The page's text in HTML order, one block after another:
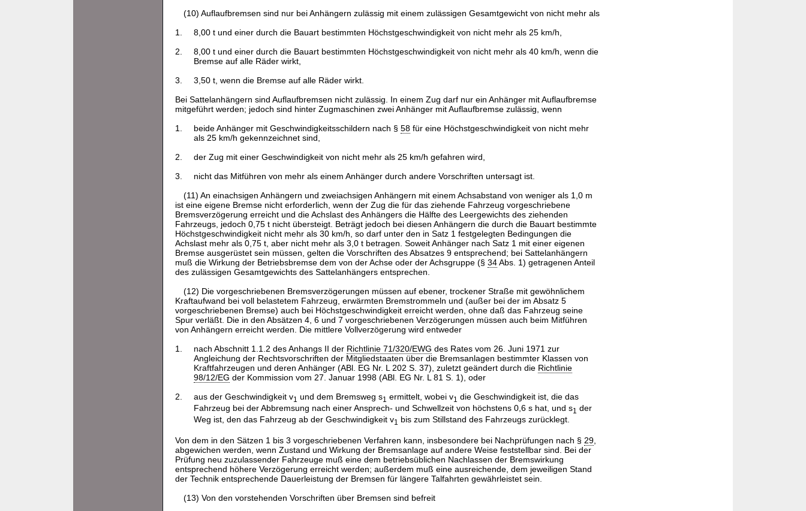
(10) Auflaufbremsen sind nur bei Anhängern zulässig mit einem zulässigen Gesamtgewicht von nicht mehr als
1.
8,00 t und einer durch die Bauart bestimmten Höchstgeschwindigkeit von nicht mehr als 25 km/h,
2.
8,00 t und einer durch die Bauart bestimmten Höchstgeschwindigkeit von nicht mehr als 40 km/h, wenn die
Bremse auf alle Räder wirkt,
3.
3,50 t, wenn die Bremse auf alle Räder wirkt.
Bei Sattelanhängern sind Auflaufbremsen nicht zulässig. In einem Zug darf nur ein Anhänger mit Auflaufbremse
mitgeführt werden; jedoch sind hinter Zugmaschinen zwei Anhänger mit Auflaufbremse zulässig, wenn
1.
beide Anhänger mit Geschwindigkeitsschildern nach § 58für eine Höchstgeschwindigkeit von nicht mehr
als 25 km/h gekennzeichnet sind,
2.
der Zug mit einer Geschwindigkeit von nicht mehr als 25 km/h gefahren wird,
3.
nicht das Mitführen von mehr als einem Anhänger durch andere Vorschriften untersagt ist.
(11) An einachsigen Anhängern und zweiachsigen Anhängern mit einem Achsabstand von weniger als 1,0 m
ist eine eigene Bremse nicht erforderlich, wenn der Zug die für das ziehende Fahrzeug vorgeschriebene
Bremsverzögerung erreicht und die Achslast des Anhängers die Hälfte des Leergewichts des ziehenden
Fahrzeugs, jedoch 0,75 t nicht übersteigt. Beträgt jedoch bei diesen Anhängern die durch die Bauart bestimmte
Höchstgeschwindigkeit nicht mehr als 30 km/h, so darf unter den in Satz 1 festgelegten Bedingungen die
Achslast mehr als 0,75 t, aber nicht mehr als 3,0 t betragen. Soweit Anhänger nach Satz 1 mit einer eigenen
Bremse ausgerüstet sein müssen, gelten die Vorschriften des Absatzes 9 entsprechend; bei Sattelanhängern
muß die Wirkung der Betriebsbremse dem von der Achse oder der Achsgruppe (§ 34Abs. 1) getragenen Anteil
des zulässigen Gesamtgewichts des Sattelanhängers entsprechen.
(12) Die vorgeschriebenen Bremsverzögerungen müssen auf ebener, trockener Straße mit gewöhnlichem
Kraftaufwand bei voll belastetem Fahrzeug, erwärmten Bremstrommeln und (außer bei der im Absatz 5
vorgeschriebenen Bremse) auch bei Höchstgeschwindigkeit erreicht werden, ohne daß das Fahrzeug seine
Spur verläßt. Die in den Absätzen 4, 6 und 7 vorgeschriebenen Verzögerungen müssen auch beim Mitführen
von Anhängern erreicht werden. Die mittlere Vollverzögerung wird entweder
1.
nach Abschnitt 1.1.2 des Anhangs II der Richtlinie 71/320/EWG des Rates vom 26. Juni 1971 zur
Angleichung der Rechtsvorschriften der Mitgliedstaaten über die Bremsanlagen bestimmter Klassen von
Kraftfahrzeugen und deren Anhänger (ABl. EG Nr. L 202 S. 37), zuletzt geändert durch die Richtlinie
98/12/EG der Kommission vom 27. Januar 1998 (ABl. EG Nr. L 81 S. 1), oder
2.
aus der Geschwindigkeit v1 und dem Bremsweg s1 ermittelt, wobei v1
die Geschwindigkeit ist, die das
Fahrzeug bei der Abbremsung nach einer Ansprech- und Schwellzeit von höchstens 0,6 s hat, und s1 der
Weg ist, den das Fahrzeug ab der Geschwindigkeit v1 bis zum Stillstand des Fahrzeugs zurücklegt.
Von dem in den Sätzen 1 bis 3 vorgeschriebenen Verfahren kann, insbesondere bei Nachprüfungen nach § 29
abgewichen werden, wenn Zustand und Wirkung der Bremsanlage auf andere Weise feststellbar sind. Bei der
Prüfung neu zuzulassender Fahrzeuge muß eine dem betriebsüblichen Nachlassen der Bremswirkung
entsprechend höhere Verzögerung erreicht werden; außerdem muß eine ausreichende, dem jeweiligen Stand
der Technik entsprechende Dauerleistung der Bremsen für längere Talfahrten gewährleistet sein.
(13) Von den vorstehenden Vorschriften über Bremsen sind befreit